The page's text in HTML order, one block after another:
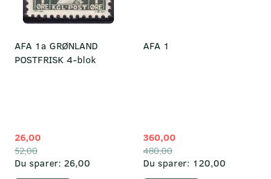
AFA 1a GRØNLAND
POSTFRISK 4-blok
26,00
52,00
Du sparer: 26,00
AFA 1
360,00
480,00
Du sparer: 120,00